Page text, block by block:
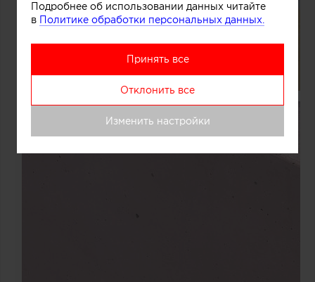
Подробнее об использовании данных читайте
в Политике обработки персональных данных.
Принять все
Отклонить все
Изменить настройки